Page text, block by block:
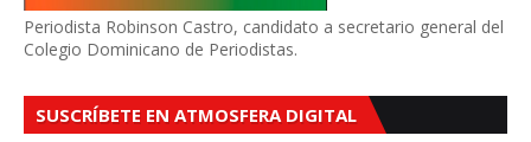
Periodista Robinson Castro, candidato a secretario general del
Colegio Dominicano de Periodistas.
SUSCRÍBETE EN ATMOSFERA DIGITAL